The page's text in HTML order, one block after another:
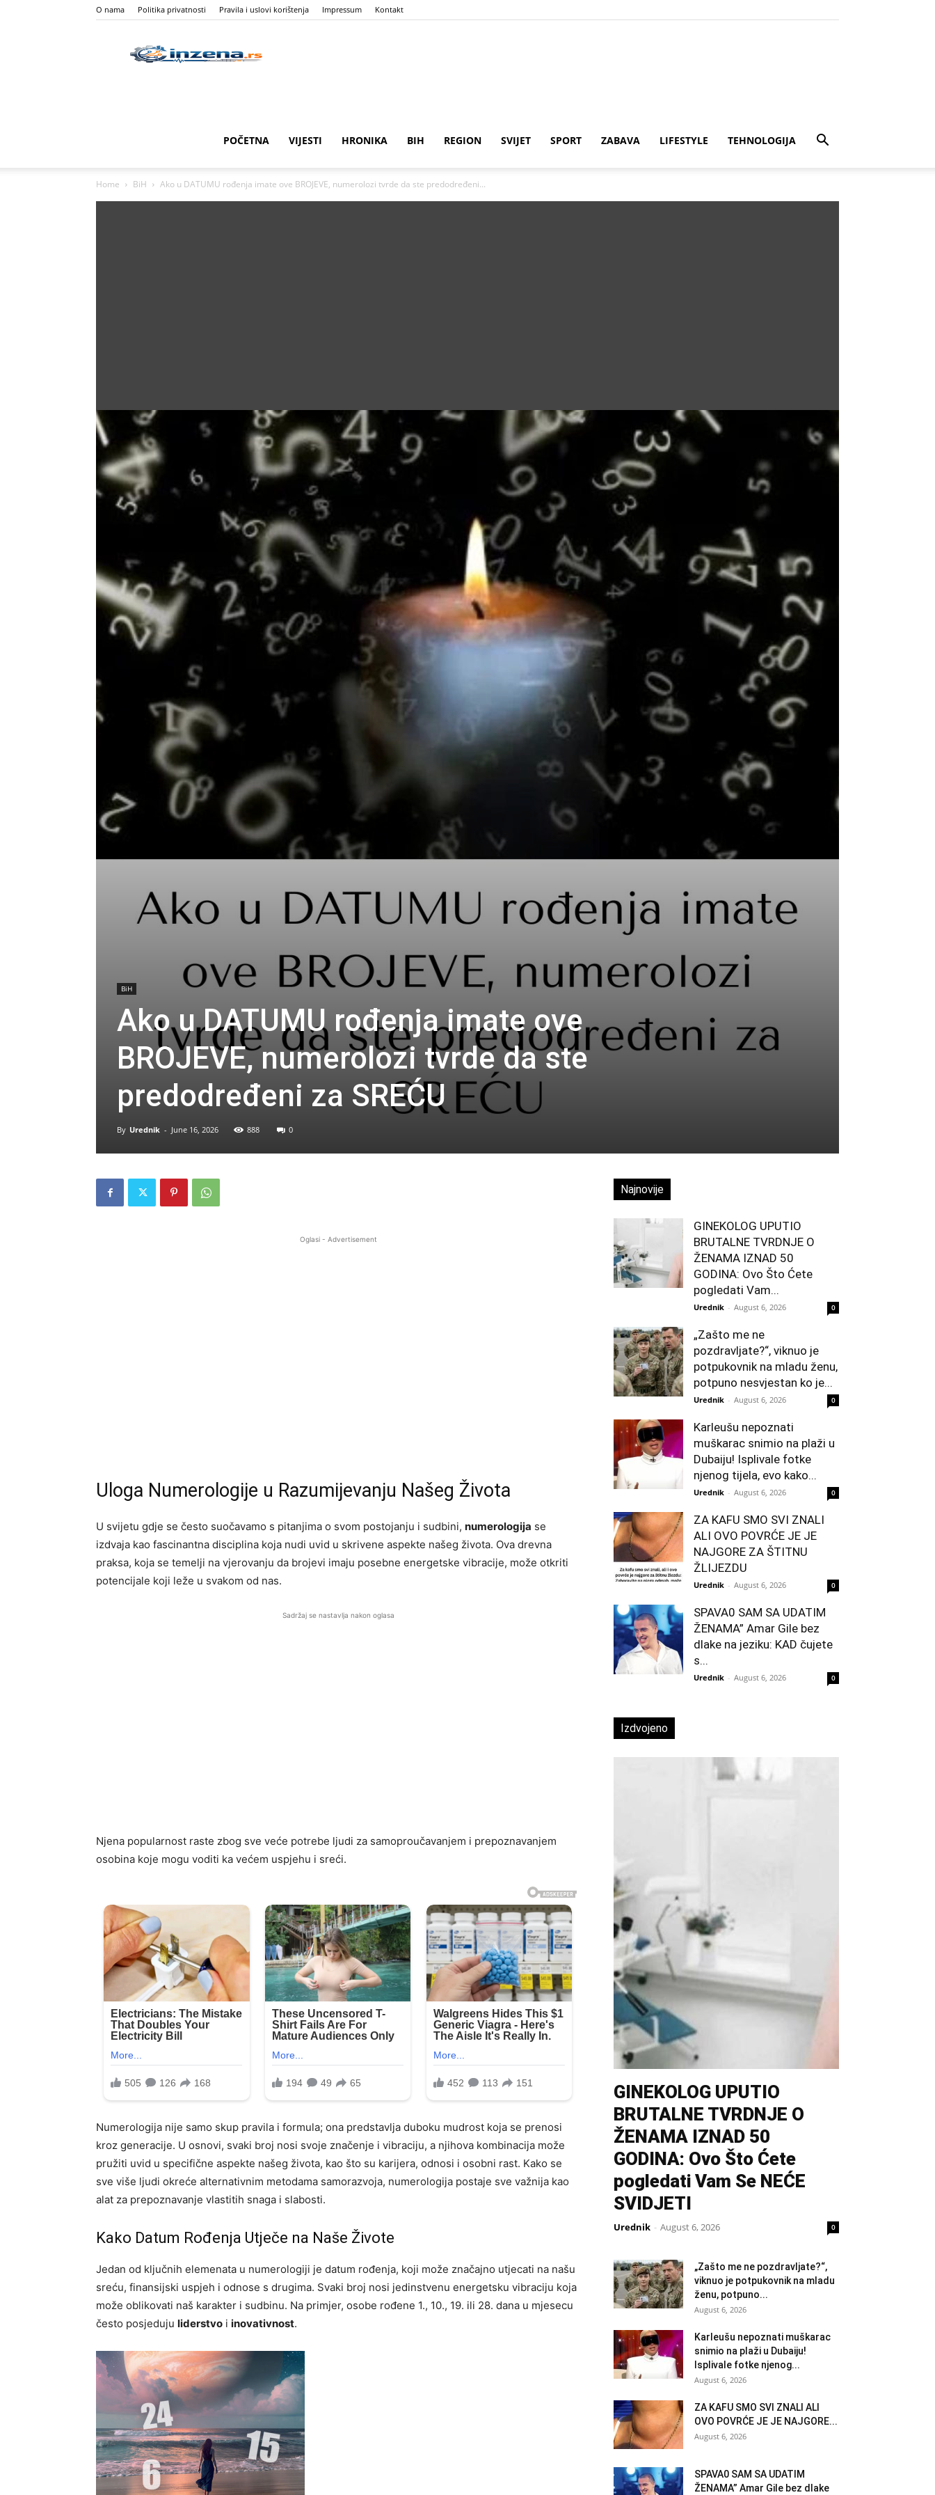
O nama Politika privatnosti Pravila i uslovi korištenja Impressum Kontakt
POČETNA VIJESTI HRONIKA BIH REGION SVIJET SPORT ZABAVA LIFESTYLE TEHNOLOGIJA
Home BiH Ako u DATUMU rođenja imate ove BROJEVE, numerolozi tvrde da ste predodređeni...
BiH
Ako u DATUMU rođenja imate ove
BROJEVE, numerolozi tvrde da ste
predodređeni za SREĆU
By Urednik - June 16, 2026 888 0
Oglasi - Advertisement
Uloga Numerologije u Razumijevanju Našeg Života
U svijetu gdje se često suočavamo s pitanjima o svom postojanju i sudbini, numerologija se
izdvaja kao fascinantna disciplina koja nudi uvid u skrivene aspekte našeg života. Ova drevna
praksa, koja se temelji na vjerovanju da brojevi imaju posebne energetske vibracije, može otkriti
potencijale koji leže u svakom od nas.
Sadržaj se nastavlja nakon oglasa
Njena popularnost raste zbog sve veće potrebe ljudi za samoproučavanjem i prepoznavanjem
osobina koje mogu voditi ka većem uspjehu i sreći.
Numerologija nije samo skup pravila i formula; ona predstavlja duboku mudrost koja se prenosi
kroz generacije. U osnovi, svaki broj nosi svoje značenje i vibraciju, a njihova kombinacija može
pružiti uvid u specifične aspekte našeg života, kao što su karijera, odnosi i osobni rast. Kako se
sve više ljudi okreće alternativnim metodama samorazvoja, numerologija postaje sve važnija kao
alat za prepoznavanje vlastitih snaga i slabosti.
Kako Datum Rođenja Utječe na Naše Živote
Jedan od ključnih elemenata u numerologiji je datum rođenja, koji može značajno utjecati na našu
sreću, finansijski uspjeh i odnose s drugima. Svaki broj nosi jedinstvenu energetsku vibraciju koja
može oblikovati naš karakter i sudbinu. Na primjer, osobe rođene 1., 10., 19. ili 28. dana u mjesecu
često posjeduju liderstvo i inovativnost.
Najnovije
GINEKOLOG UPUTIO
BRUTALNE TVRDNJE O
ŽENAMA IZNAD 50
GODINA: Ovo Što Ćete
pogledati Vam...
Urednik - August 6, 2026 0
„Zašto me ne
pozdravljate?“, viknuo je
potpukovnik na mladu ženu,
potpuno nesvjestan ko je...
Urednik - August 6, 2026 0
Karleušu nepoznati
muškarac snimio na plaži u
Dubaiju! Isplivale fotke
njenog tijela, evo kako...
Urednik - August 6, 2026 0
ZA KAFU SMO SVI ZNALI
ALI OVO POVRĆE JE JE
NAJGORE ZA ŠTITNU
ŽLIJEZDU
Urednik - August 6, 2026 0
SPAVA0 SAM SA UDATIM
ŽENAMA” Amar Gile bez
dlake na jeziku: KAD čujete
s...
Urednik - August 6, 2026 0
Izdvojeno
GINEKOLOG UPUTIO
BRUTALNE TVRDNJE O
ŽENAMA IZNAD 50
GODINA: Ovo Što Ćete
pogledati Vam Se NEĆE
SVIDJETI
Urednik - August 6, 2026 0
„Zašto me ne pozdravljate?“,
viknuo je potpukovnik na mladu
ženu, potpuno...
August 6, 2026
Karleušu nepoznati muškarac
snimio na plaži u Dubaiju!
Isplivale fotke njenog...
August 6, 2026
ZA KAFU SMO SVI ZNALI ALI
OVO POVRĆE JE JE NAJGORE...
August 6, 2026
SPAVA0 SAM SA UDATIM
ŽENAMA” Amar Gile bez dlake